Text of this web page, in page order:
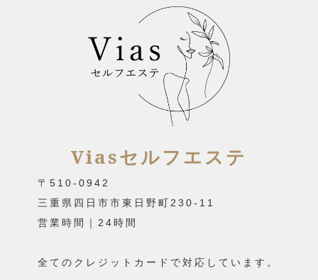
Viasセルフエステ
〒510-0942
三重県四日市市東日野町230-11
営業時間｜24時間
全てのクレジットカードで対応しています。